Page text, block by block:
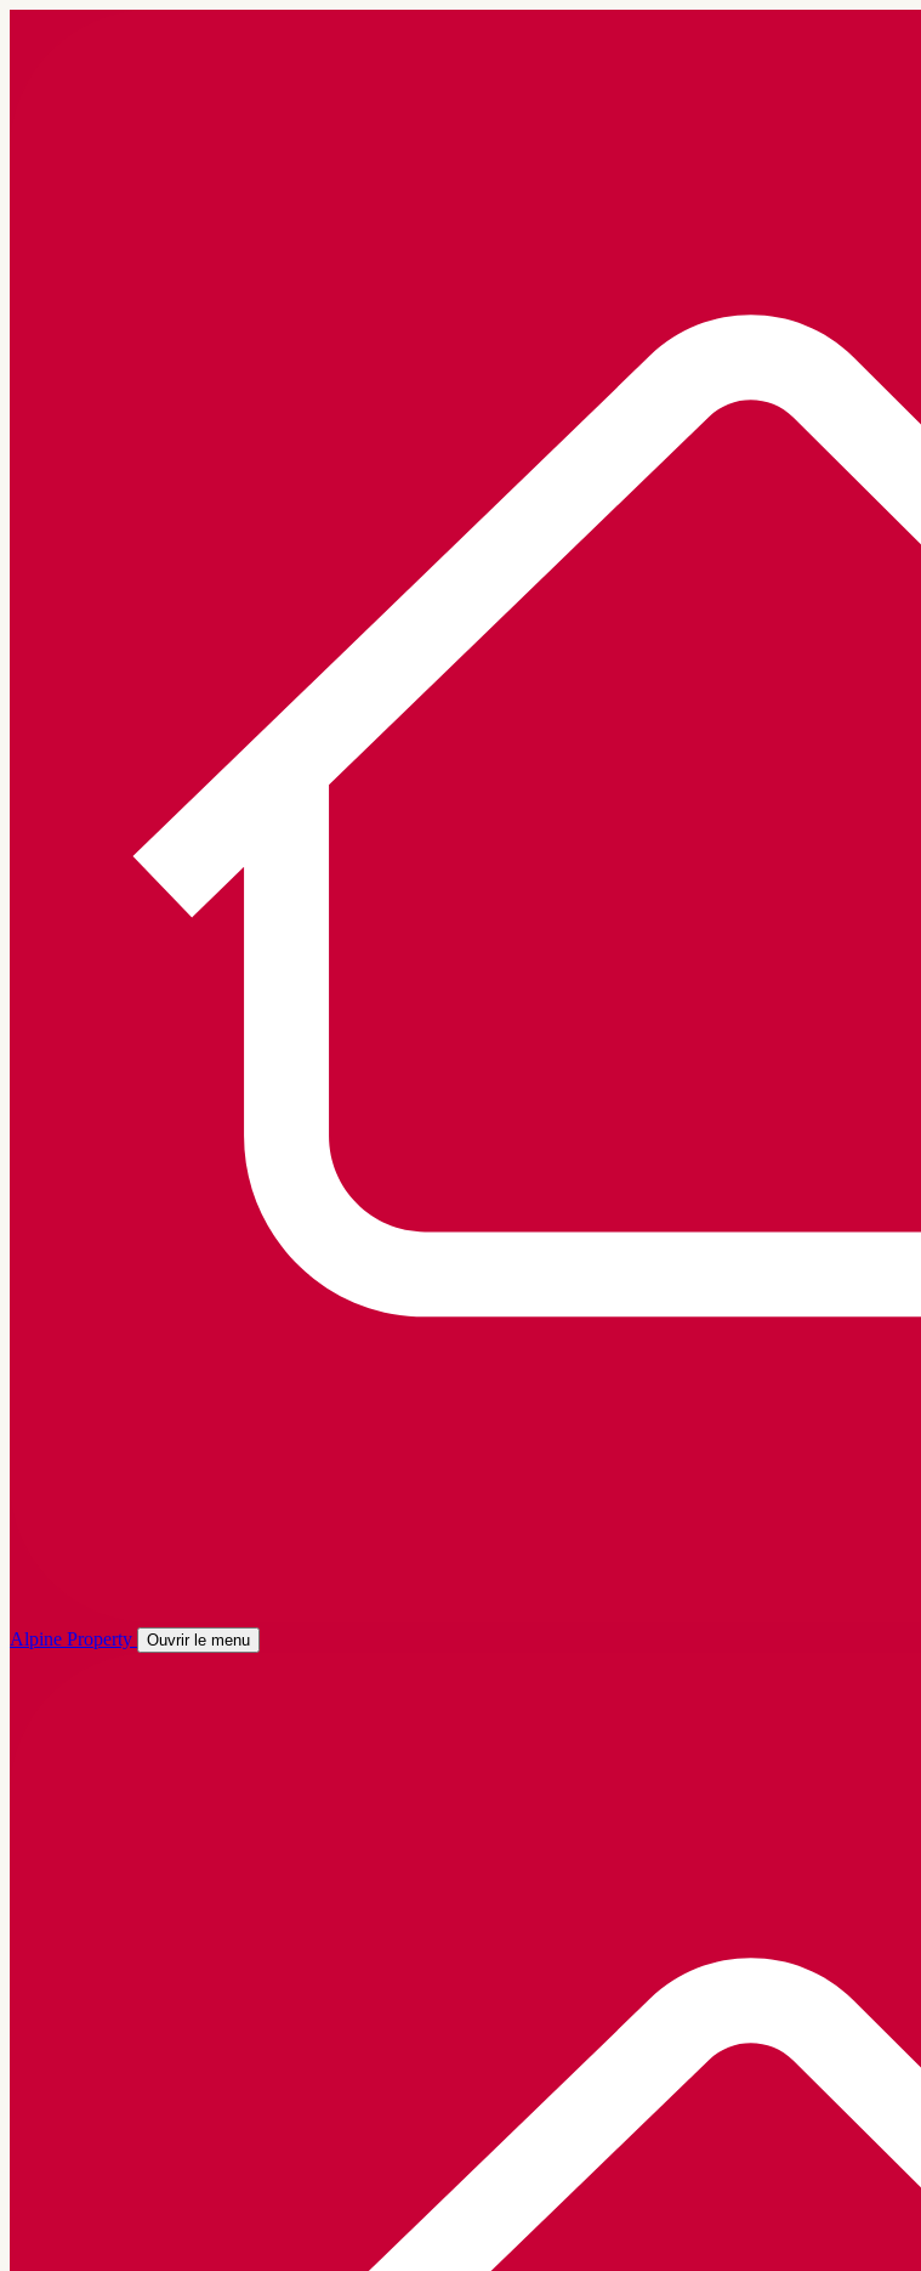
Alpine Property Ouvrir le menu